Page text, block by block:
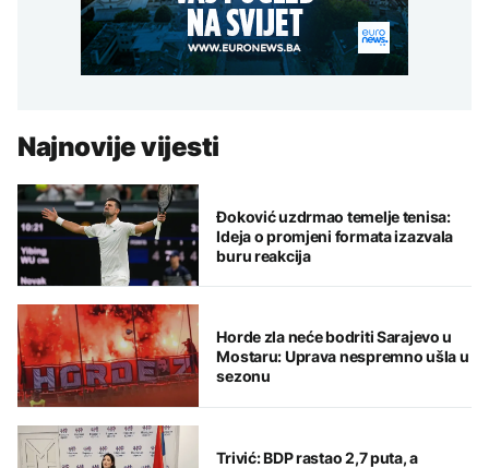
Najnovije vijesti
Đoković uzdrmao temelje tenisa:
Ideja o promjeni formata izazvala
buru reakcija
Horde zla neće bodriti Sarajevo u
Mostaru: Uprava nespremno ušla u
sezonu
Trivić: BDP rastao 2,7 puta, a